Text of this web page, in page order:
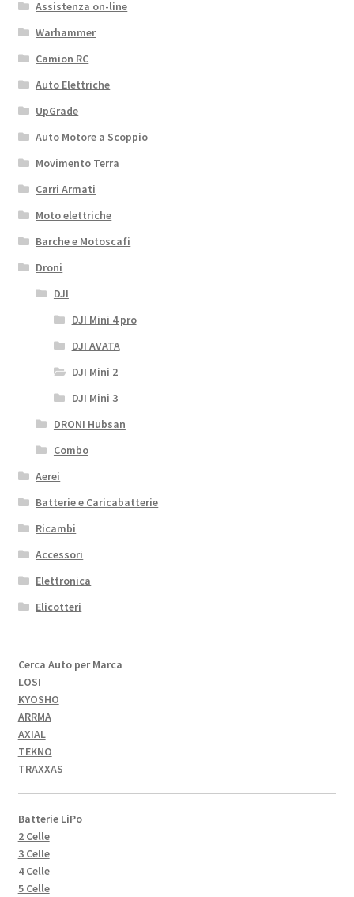
Assistenza on-line
Warhammer
Camion RC
Auto Elettriche
UpGrade
Auto Motore a Scoppio
Movimento Terra
Carri Armati
Moto elettriche
Barche e Motoscafi
Droni
DJI
DJI Mini 4 pro
DJI AVATA
DJI Mini 2
DJI Mini 3
DRONI Hubsan
Combo
Aerei
Batterie e Caricabatterie
Ricambi
Accessori
Elettronica
Elicotteri
Cerca Auto per Marca
LOSI
KYOSHO
ARRMA
AXIAL
TEKNO
TRAXXAS
Batterie LiPo
2 Celle
3 Celle
4 Celle
5 Celle